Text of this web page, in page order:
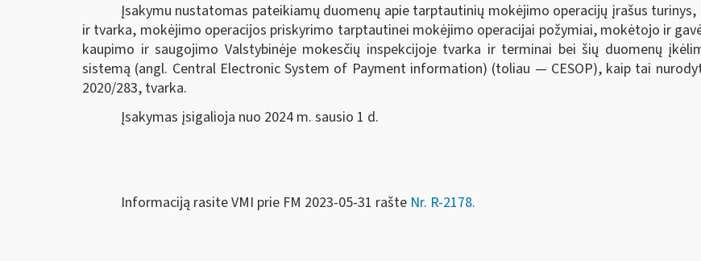
Įsakymu nustatomas pateikiamų duomenų apie tarptautinių mokėjimo operacijų įrašus
ir tvarka, mokėjimo operacijos priskyrimo tarptautinei mokėjimo operacijai požymiai, mokėtojo ir
kaupimo ir saugojimo Valstybinėje mokesčių inspekcijoje tvarka ir terminai bei šių duomenų
sistemą (angl. Central Electronic System of Payment information) (toliau — CESOP), kaip tai
2020/283, tvarka.
Įsakymas įsigalioja nuo 2024 m. sausio 1 d.
Informaciją rasite VMI prie FM 2023-05-31 rašte Nr. R-2178.